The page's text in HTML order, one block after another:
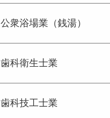
公衆浴場業（銭湯）
歯科衛生士業
歯科技工士業